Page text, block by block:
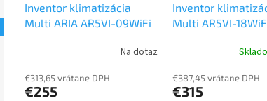
Inventor klimatizácia
Multi ARIA AR5VI-09WiFi
Na dotaz
€313,65 vrátane DPH
€255
Inventor
Multi AR5VI-
€387,45 vrátane DPH
€315